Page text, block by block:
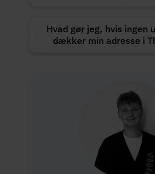
Hvad gør jeg, hvis ingen
dækker min adresse i